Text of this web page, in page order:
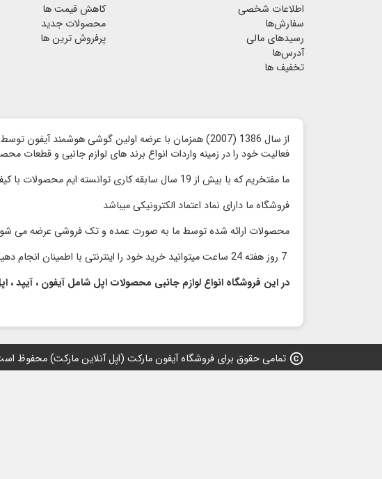
اطلاعات شخصی
سفارش‌ها
رسیدهای مالی
آدرس‌ها
تخفیف ها
کاهش قیمت ها
محصولات جدید
پرفروش ترین ها
از سال 1386 (2007) همزمان با عرضه اولین گوشی هوشمند آیفون توسط شرکت اپل ،
فعالیت خود را در زمینه واردات انواع برند های لوازم جانبی و قطعات
ما مفتخریم که با بیش از 19 سال سابقه کاری توانسته ایم محصولات با کیفیت را با قیمت مناسب و رقابتی بدون واسطه به مشتریان گرامی ارائه کنیم
فروشگاه ما دارای نماد اعتماد الكترونیكی میباشد
محصولات ارائه شده توسط ما به صورت عمده و تک فروشی عرضه می
در این فروشگاه انواع لوازم جانبی محصولات اپل شامل آیفون ،
copyright تمامی حقوق برای فروشگاه آیفون مارکت (اپل آنلاین مارکت) محفوظ است 2026-